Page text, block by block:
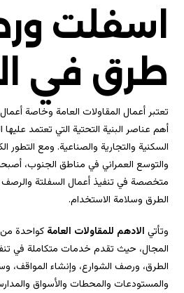
اسفلت
طرق في
تعتبر أعمال المقاولات العامة وخاصة
أهم عناصر البنية التحتية التي تعتمد
السكنية والتجارية والصناعية. ومع التطور
والتوسع العمراني في مناطق الجنوب،
متخصصة في تنفيذ أعمال السفلتة
الطرق وسلامة الاستخدام.
وتأتي الادهم للمقاولات العامة كواحدة من
المجال، حيث تقدم خدمات متكاملة في
الطرق، ورصف الشوارع، وإنشاء المواقف،
والمستودعات والمحطات والأسواق